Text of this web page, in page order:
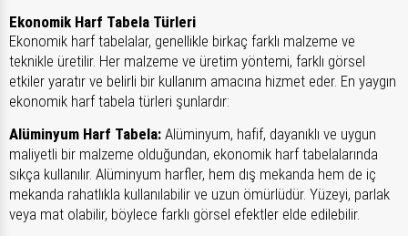
Ekonomik Harf Tabela Türleri
Ekonomik harf tabelalar, genellikle birkaç farklı malzeme ve
teknikle üretilir. Her malzeme ve üretim yöntemi, farklı görsel
etkiler yaratır ve belirli bir kullanım amacına hizmet eder. En yaygın
ekonomik harf tabela türleri şunlardır:
Alüminyum Harf Tabela: Alüminyum, hafif, dayanıklı ve uygun
maliyetli bir malzeme olduğundan, ekonomik harf tabelalarında
sıkça kullanılır. Alüminyum harfler, hem dış mekanda hem de iç
mekanda rahatlıkla kullanılabilir ve uzun ömürlüdür. Yüzeyi, parlak
veya mat olabilir, böylece farklı görsel efektler elde edilebilir.